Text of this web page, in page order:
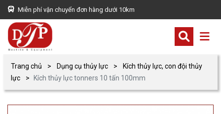
Miễn phí vận chuyển đơn hàng dưới 10km
Trang chủ Dụng cụ thủy lực
Kích thủy lực, con đội thủy
lực
Kích thủy lực tonners 10 tấn 100mm